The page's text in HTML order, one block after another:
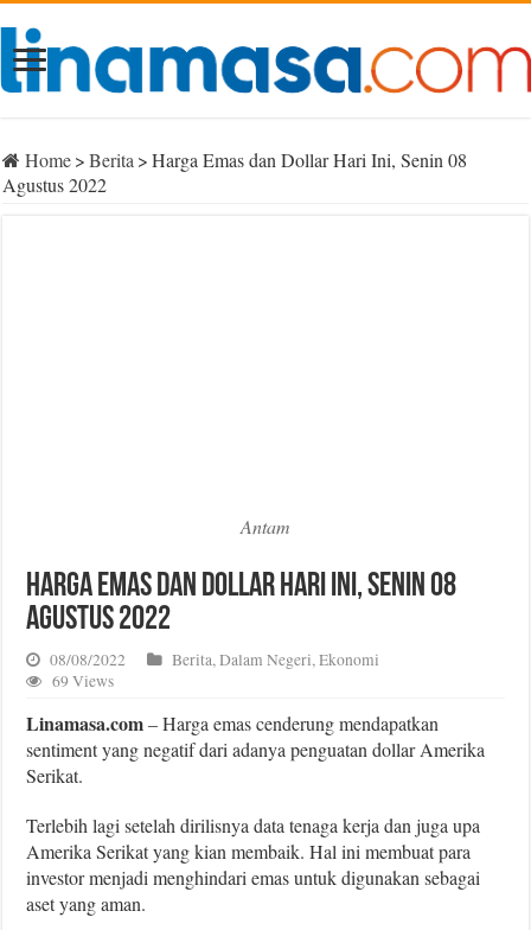
Home> Berita > Harga Emas dan Dollar Hari Ini, Senin 08
Agustus 2022
Antam
Harga Emas dan Dollar Hari Ini, Senin 08
Agustus 2022
08/08/2022 Berita,Dalam Negeri,Ekonomi
69 Views
Linamasa.com– Harga emas cenderung mendapatkan
sentiment yang negatif dari adanya penguatan dollar Amerika
Serikat.
Terlebih lagi setelah dirilisnya data tenaga kerja dan juga upa
Amerika Serikat yang kian membaik. Hal ini membuat para
investor menjadi menghindari emas untuk digunakan sebagai
aset yang aman.